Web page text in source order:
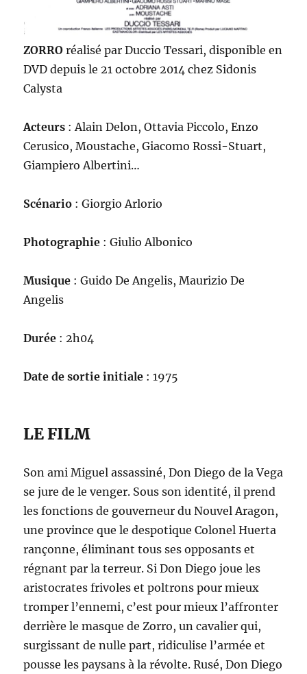
ZORROréalisé par Duccio Tessari, disponible en
DVD depuis le 21 octobre 2014 chez Sidonis
Calysta
Acteurs : Alain Delon, Ottavia Piccolo, Enzo
Cerusico, Moustache, Giacomo Rossi-Stuart,
Giampiero Albertini…
Scénario : Giorgio Arlorio
Photographie : Giulio Albonico
Musique : Guido De Angelis, Maurizio De
Angelis
Durée : 2h04
Date de sortie initiale : 1975
LE FILM
Son ami Miguel assassiné, Don Diego de la Vega
se jure de le venger. Sous son identité, il prend
les fonctions de gouverneur du Nouvel Aragon,
une province que le despotique Colonel Huerta
rançonne, éliminant tous ses opposants et
régnant par la terreur. Si Don Diego joue les
aristocrates frivoles et poltrons pour mieux
tromper l’ennemi, c’est pour mieux l’affronter
derrière le masque de Zorro, un cavalier qui,
surgissant de nulle part, ridiculise l’armée et
pousse les paysans à la révolte. Rusé, Don Diego